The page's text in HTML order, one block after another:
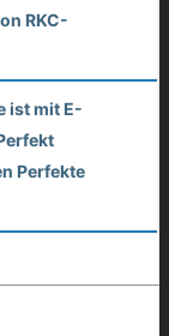
RKC-
ist mit E-
Perfekte